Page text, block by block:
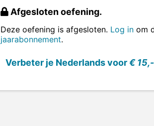
Afgesloten oefening.
Deze oefening is afgesloten. Log in om
jaarabonnement.
Verbeter je Nederlands voor€ 15,-